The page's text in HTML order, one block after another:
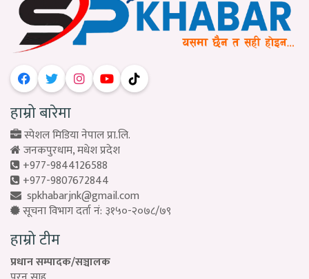
हाम्रो बारेमा
स्पेशल मिडिया नेपाल प्रा.लि.
जनकपुरधाम, मधेश प्रदेश
+977-9844126588
+977-9807672844
spkhabarjnk@gmail.com
सूचना विभाग दर्ता नं: ३१५०-२०७८/७९
हाम्रो टीम
प्रधान सम्पादक/सञ्चालक